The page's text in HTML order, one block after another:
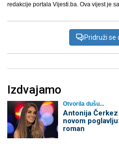
redakcije portala Vijesti.ba. Ova vijest je
Pridruži se
Izdvajamo
Otvorila dušu...
Antonija
novom
roman